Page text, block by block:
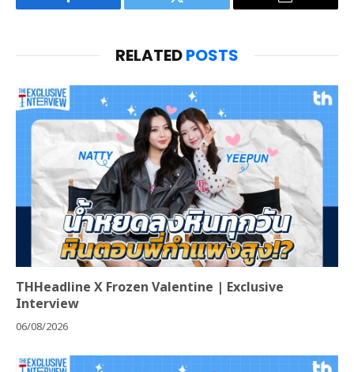
Facebook Twitter Email
RELATEDPOSTS
THHeadline X Frozen Valentine | Exclusive
Interview
06/08/2026